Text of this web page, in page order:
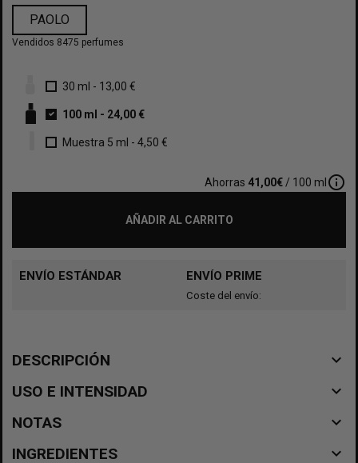
PAOLO
Vendidos 8475 perfumes
30 ml - 13,00 €
100 ml - 24,00 €
Muestra 5 ml - 4,50 €
Ahorras 41,00€ / 100 mlinfo_outline
AÑADIR AL CARRITO
ENVÍO ESTÁNDAR ENVÍO PRIME
Coste del envío:
DESCRIPCIÓN navigate_before
USO E INTENSIDAD navigate_before
NOTAS navigate_before
INGREDIENTES navigate_before